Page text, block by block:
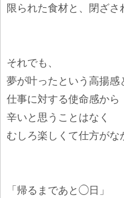
限られた食材と、閉ざさ
それでも、
夢が叶ったという高揚感
仕事に対する使命感から
辛いと思うことはなく
むしろ楽しくて仕方がな
「帰るまであと◯日」